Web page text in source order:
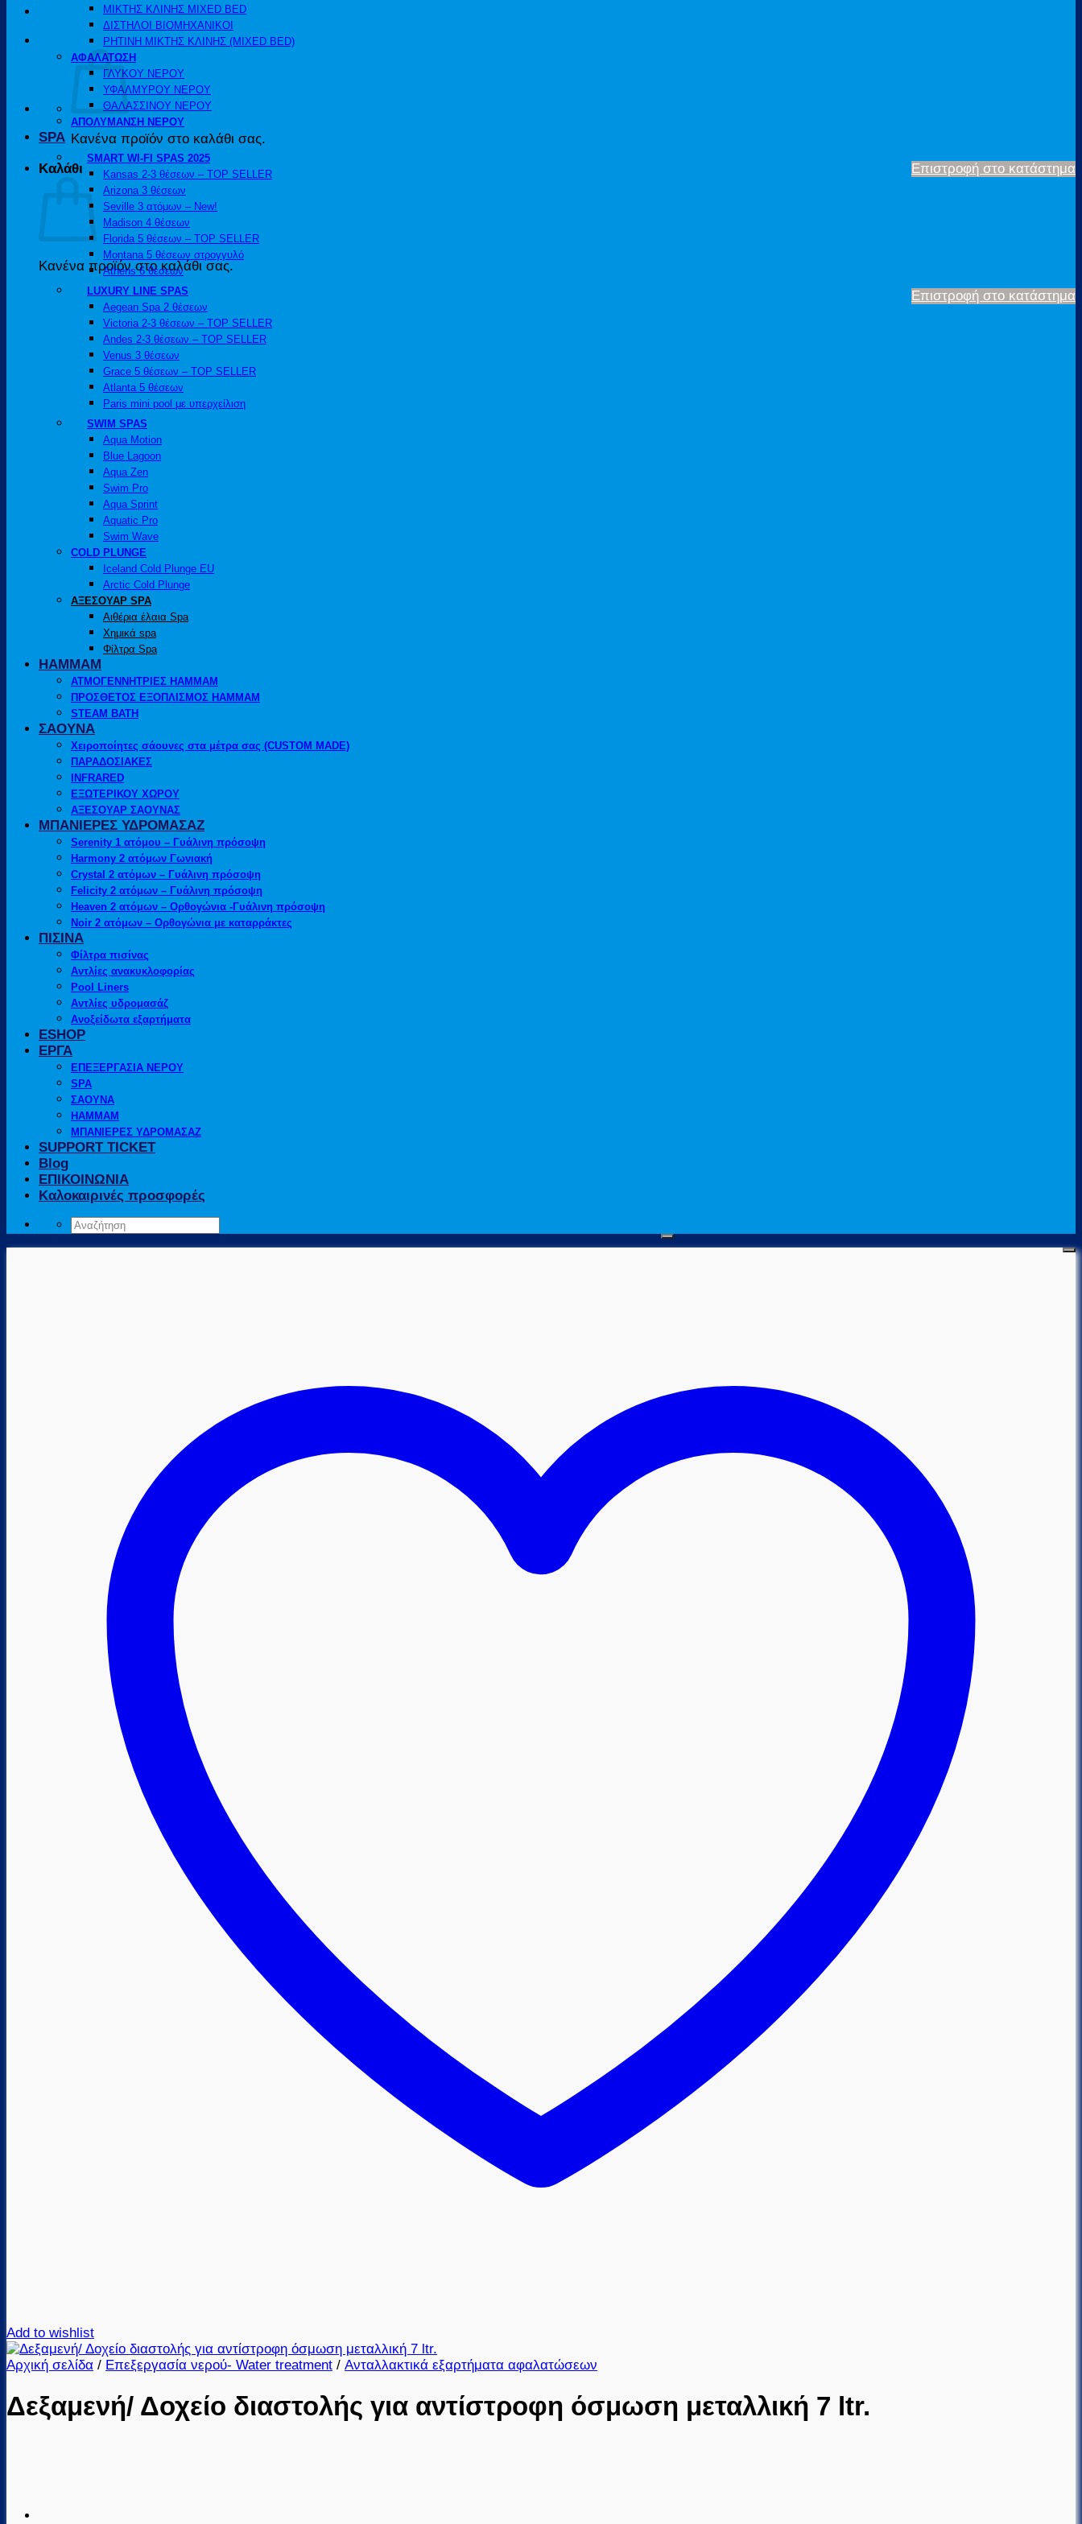
Κανένα προϊόν στο καλάθι σας.
Επιστροφή στο κατάστημα
Καλάθι
Κανένα προϊόν στο καλάθι σας.
Επιστροφή στο κατάστημα
ΜΙΚΤΗΣ ΚΛΙΝΗΣ MIXED BED
ΔΙΣΤΗΛΟΙ ΒΙΟΜΗΧΑΝΙΚΟΙ
ΡΗΤΙΝΗ ΜΙΚΤΗΣ ΚΛΙΝΗΣ (MIXED BED)
ΑΦΑΛΑΤΩΣΗ
ΓΛΥΚΟΥ ΝΕΡΟΥ
ΥΦΑΛΜΥΡΟΥ ΝΕΡΟΥ
ΘΑΛΑΣΣΙΝΟΥ ΝΕΡΟΥ
ΑΠΟΛΥΜΑΝΣΗ ΝΕΡΟΥ
SPA
SMART WI-FI SPAS 2025
Kansas 2-3 θέσεων – TOP SELLER
Arizona 3 θέσεων
Seville 3 ατόμων – New!
Madison 4 θέσεων
Florida 5 θέσεων – TOP SELLER
Montana 5 θέσεων στρογγυλό
Athens 6 θέσεων
LUXURY LINE SPAS
Aegean Spa 2 θέσεων
Victoria 2-3 θέσεων – TOP SELLER
Andes 2-3 θέσεων – TOP SELLER
Venus 3 θέσεων
Grace 5 θέσεων – TOP SELLER
Atlanta 5 θέσεων
Paris mini pool με υπερχείλιση
SWIM SPAS
Aqua Motion
Blue Lagoon
Aqua Zen
Swim Pro
Aqua Sprint
Aquatic Pro
Swim Wave
COLD PLUNGE
Iceland Cold Plunge EU
Arctic Cold Plunge
ΑΞΕΣΟΥΑΡ SPA
Αιθέρια έλαια Spa
Χημικά spa
Φίλτρα Spa
HAMMAM
ΑΤΜΟΓΕΝΝΗΤΡΙΕΣ HAMMAM
ΠΡΟΣΘΕΤΟΣ ΕΞΟΠΛΙΣΜΟΣ HAMMAM
STEAM BATH
ΣΑΟΥΝΑ
Χειροποίητες σάουνες στα μέτρα σας (CUSTOM MADE)
ΠΑΡΑΔΟΣΙΑΚΕΣ
INFRARED
ΕΞΩΤΕΡΙΚΟΥ ΧΩΡΟΥ
ΑΞΕΣΟΥΑΡ ΣΑΟΥΝΑΣ
ΜΠΑΝΙΕΡΕΣ ΥΔΡΟΜΑΣΑΖ
Serenity 1 ατόμου – Γυάλινη πρόσοψη
Harmony 2 ατόμων Γωνιακή
Crystal 2 ατόμων – Γυάλινη πρόσοψη
Felicity 2 ατόμων – Γυάλινη πρόσοψη
Heaven 2 ατόμων – Ορθογώνια -Γυάλινη πρόσοψη
Noir 2 ατόμων – Ορθογώνια με καταρράκτες
ΠΙΣΙΝΑ
Φίλτρα πισίνας
Αντλίες ανακυκλοφορίας
Pool Liners
Αντλίες υδρομασάζ
Ανοξείδωτα εξαρτήματα
ESHOP
ΕΡΓΑ
ΕΠΕΞΕΡΓΑΣΙΑ ΝΕΡΟΥ
SPA
ΣΑΟΥΝΑ
HAMMAM
ΜΠΑΝΙΕΡΕΣ ΥΔΡΟΜΑΣΑΖ
SUPPORT TICKET
Blog
ΕΠΙΚΟΙΝΩΝΙΑ
Καλοκαιρινές προσφορές
Αναζήτηση
Add to wishlist
Αρχική σελίδα / Επεξεργασία νερού- Water treatment / Ανταλλακτικά εξαρτήματα αφαλατώσεων
Δεξαμενή/ Δοχείο διαστολής για αντίστροφη όσμωση μεταλλική 7 ltr.